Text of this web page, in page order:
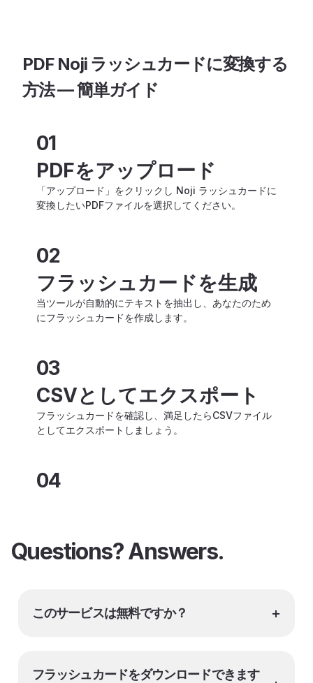
PDF Noji ラッシュカードに変換する
方法 — 簡単ガイド
01
PDFをアップロード
「アップロード」をクリックし Noji ラッシュカードに
変換したいPDFファイルを選択してください。
02
フラッシュカードを生成
当ツールが自動的にテキストを抽出し、あなたのため
にフラッシュカードを作成します。
03
CSVとしてエクスポート
フラッシュカードを確認し、満足したらCSVファイル
としてエクスポートしましょう。
04
Questions? Answers.
このサービスは無料ですか？ +
フラッシュカードをダウンロードできます